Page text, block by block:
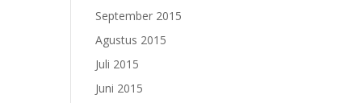
September 2015
Agustus 2015
Juli 2015
Juni 2015